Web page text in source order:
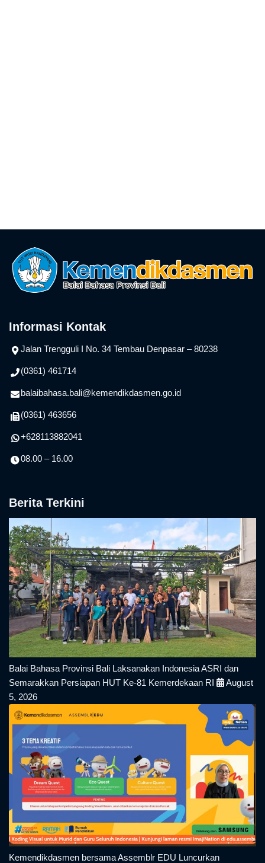
Informasi Kontak
Jalan Trengguli I No. 34 Tembau Denpasar – 80238
(0361) 461714
balaibahasa.bali@kemendikdasmen.go.id
(0361) 463656
+628113882041
08.00 – 16.00
Berita Terkini
Balai Bahasa Provinsi Bali Laksanakan Indonesia ASRI dan
Semarakkan Persiapan HUT Ke-81 Kemerdekaan RI
August
5, 2026
Kemendikdasmen bersama Assemblr EDU Luncurkan